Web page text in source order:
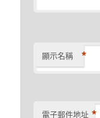
顯示名稱 *
電子郵件地址